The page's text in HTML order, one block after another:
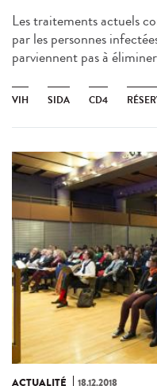
Les traitements actuels
par les personnes
parviennent pas à
VIH SIDA CD4
ACTUALITÉ 18.12.2018